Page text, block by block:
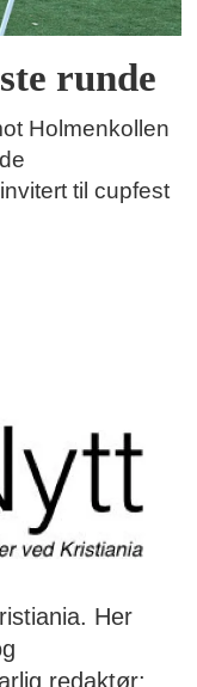
runde
Holmenkollen
til cupfest
Her
redaktør: